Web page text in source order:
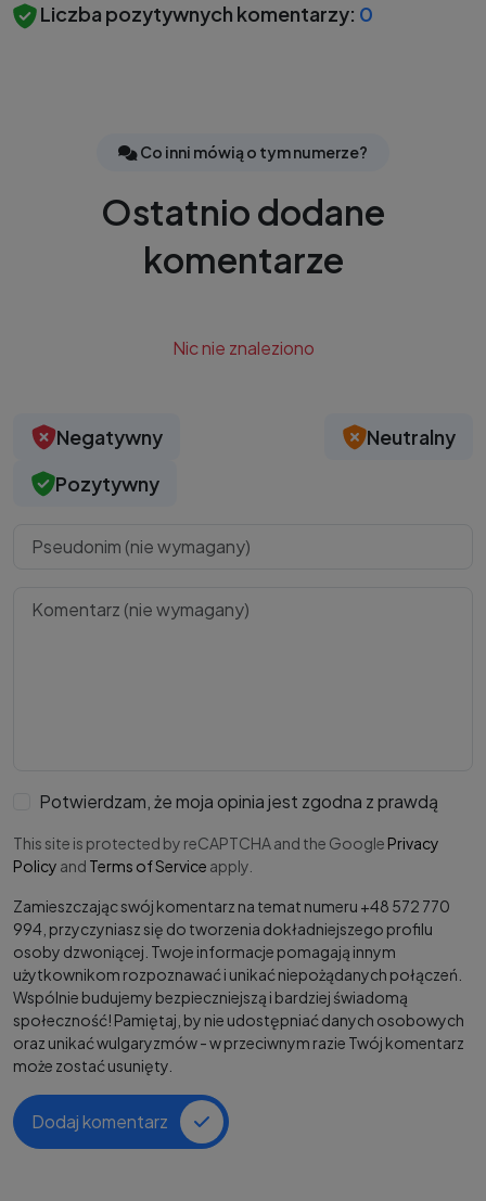
Liczba pozytywnych komentarzy: 0
Co inni mówią o tym numerze?
Ostatnio dodane
komentarze
Nic nie znaleziono
Negatywny
Neutralny
Pozytywny
Potwierdzam, że moja opinia jest zgodna z prawdą
This site is protected by reCAPTCHA and the Google Privacy
Policy and Terms of Service apply.
Zamieszczając swój komentarz na temat numeru +48 572 770
994, przyczyniasz się do tworzenia dokładniejszego profilu
osoby dzwoniącej. Twoje informacje pomagają innym
użytkownikom rozpoznawać i unikać niepożądanych połączeń.
Wspólnie budujemy bezpieczniejszą i bardziej świadomą
społeczność! Pamiętaj, by nie udostępniać danych osobowych
oraz unikać wulgaryzmów - w przeciwnym razie Twój komentarz
może zostać usunięty.
Dodaj komentarz